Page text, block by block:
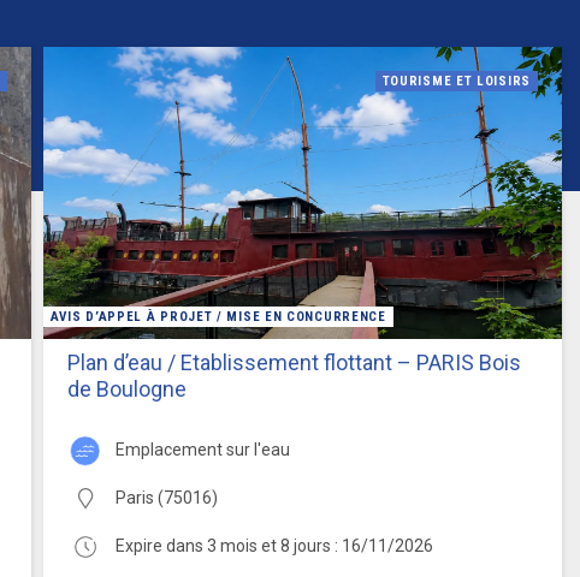
TOURISME ET LOISIRS
AVIS D’APPEL À PROJET / MISE EN CONCURRENCE
Plan d’eau / Etablissement flottant – PARIS Bois
de Boulogne
emplacement sur l'eau
Paris (75016)
Expire dans 3 mois et 8 jours : 16/11/2026